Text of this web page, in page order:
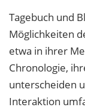
Tagebuch und
Möglichkeiten
etwa in ihrer
Chronologie,
unterscheiden
Interaktion